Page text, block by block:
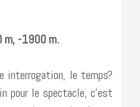
-1900 m.
interrogation, le temps?
pour le spectacle, c’est